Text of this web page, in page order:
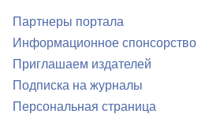
Партнеры портала
Информационное спонсорство
Приглашаем издателей
Подписка на журналы
Персональная страница